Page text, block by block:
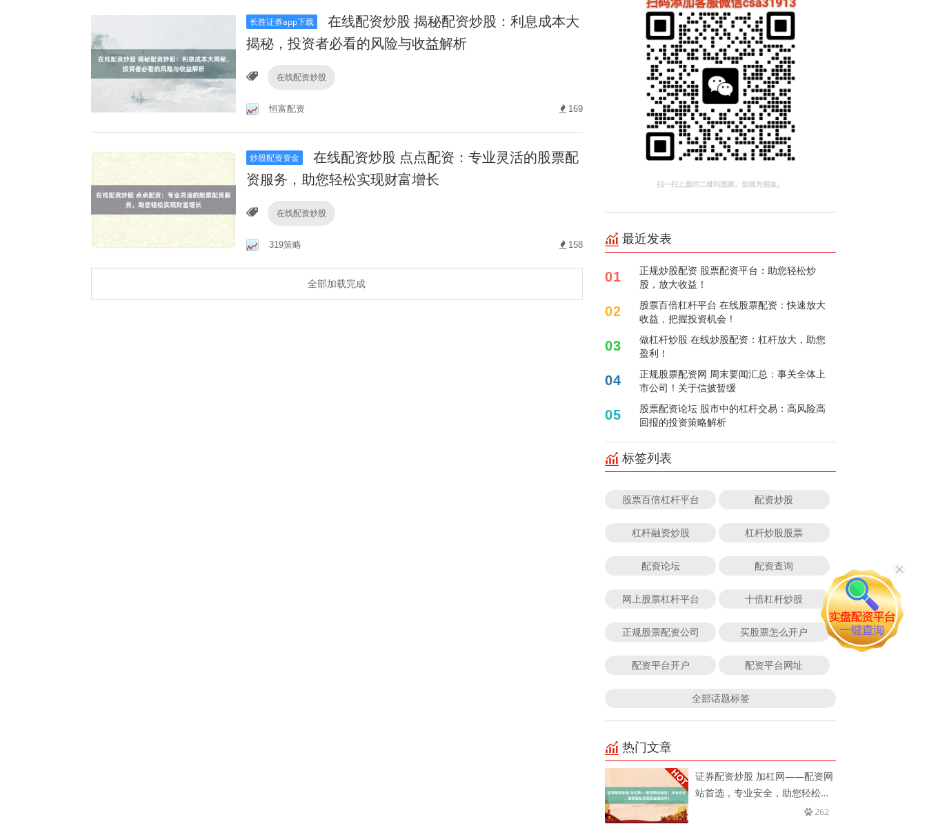
长胜证券app下载
在线配资炒股 揭秘配资炒股：利息成本大
揭秘，投资者必看的风险与收益解析
在线配资炒股
恒富配资 169
炒股配资资金
在线配资炒股 点点配资：专业灵活的股票配
资服务，助您轻松实现财富增长
在线配资炒股
319策略 158
全部加载完成
最近发表
01
正规炒股配资 股票配资平台：助您轻松炒
股，放大收益！
02
股票百倍杠杆平台 在线股票配资：快速放大
收益，把握投资机会！
03
做杠杆炒股 在线炒股配资：杠杆放大，助您
盈利！
04
正规股票配资网 周末要闻汇总：事关全体上
市公司！关于信披暂缓
05
股票配资论坛 股市中的杠杆交易：高风险高
回报的投资策略解析
标签列表
股票百倍杠杆平台 配资炒股
杠杆融资炒股 杠杆炒股股票
配资论坛 配资查询
网上股票杠杆平台 十倍杠杆炒股
正规股票配资公司 买股票怎么开户
配资平台开户 配资平台网址
全部话题标签
热门文章
证券配资炒股 加杠网——配资网
站首选，专业安全，助您轻松实
262